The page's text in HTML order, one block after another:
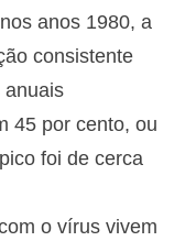
anos 1980, a
consistente
anuais
45 por cento, ou
foi de cerca
o vírus vivem